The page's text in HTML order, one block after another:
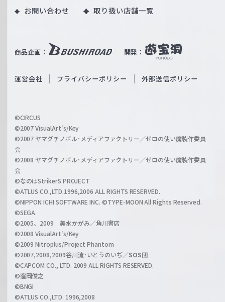
W
ß
c
a
r
z
商品企画： 開発：
u
b
O
i
l
h
a
n
l
お問い合わせ 取り扱い店舗一覧
運営会社 プライバシーポリシー 外部送信ポリシー
©CIRCUS
©2007 VisualArt's/Key
©2007 ヤマグチノボル･メディアファクトリー／ゼロの使い魔製作委員
会
©2008 ヤマグチノボル･メディアファクトリー／ゼロの使い魔製作委員
会
©なのはStrikerS PROJECT
©ATLUS CO.,LTD.1996,2006 ALL RIGHTS RESERVED.
©NIPPON ICHI SOFTWARE INC. ©TYPE-MOON All Rights Reserved.
©SEGA
©2005、2009 美水かがみ／角川書店
©2008 VisualArt's/Key
©2009 Nitroplus/Project Phantom
©2007,2008,2009谷川流･いとうのいぢ／SOS団
©CAPCOM CO., LTD. 2009 ALL RIGHTS RESERVED.
©窪岡俊之
©BNGI
©ATLUS CO.,LTD. 1996,2008